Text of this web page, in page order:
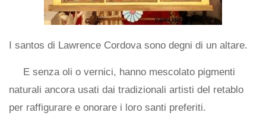
I santos di Lawrence Cordova sono degni di un altare.
E senza oli o vernici, hanno mescolato pigmenti
naturali ancora usati dai tradizionali artisti del retablo
per raffigurare e onorare i loro santi preferiti.